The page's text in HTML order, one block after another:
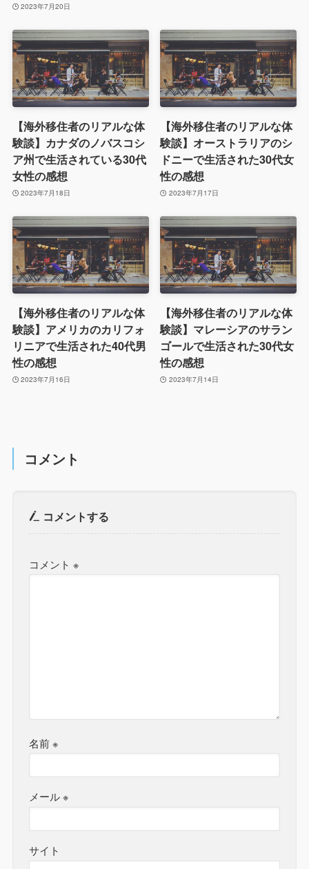
2023年7月20日
【海外移住者のリアルな体
験談】カナダのノバスコシ
ア州で生活されている30代
女性の感想
2023年7月18日
【海外移住者のリアルな体
験談】オーストラリアのシ
ドニーで生活された30代女
性の感想
2023年7月17日
【海外移住者のリアルな体
験談】アメリカのカリフォ
リニアで生活された40代男
性の感想
2023年7月16日
【海外移住者のリアルな体
験談】マレーシアのサラン
ゴールで生活された30代女
性の感想
2023年7月14日
コメント
コメントする
コメント※
名前※
メール※
サイト